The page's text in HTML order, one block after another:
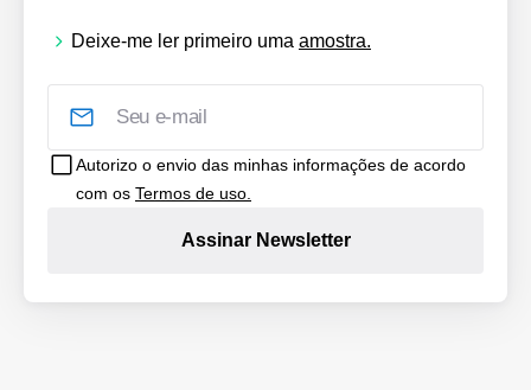
Deixe-me ler primeiro uma amostra.
Autorizo o envio das minhas informações de acordo
com os Termos de uso.
Assinar Newsletter